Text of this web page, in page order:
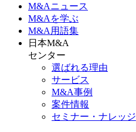
M&Aニュース
M&Aを学ぶ
M&A 用語集
日本M&A
センター
選ばれる理由
サービス
M&A事例
案件情報
セミナー・ナレッジ